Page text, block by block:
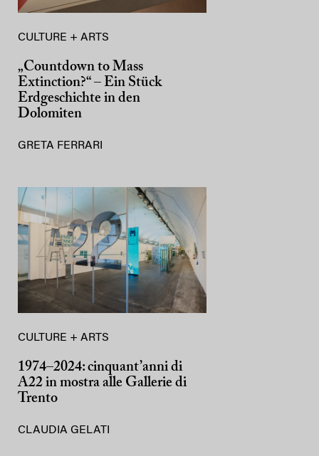
CULTURE + ARTS
„Countdown to Mass
Extinction?“ – Ein Stück
Erdgeschichte in den
Dolomiten
GRETA FERRARI
CULTURE + ARTS
1974–2024: cinquant’anni di
A22 in mostra alle Gallerie di
Trento
CLAUDIA GELATI